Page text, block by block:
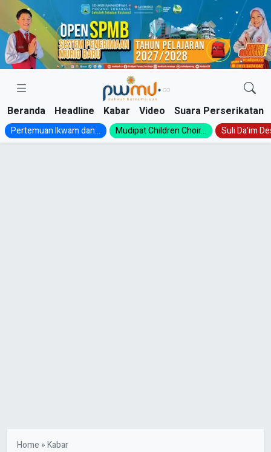
Skip
content
Beranda Headline Kabar Video Suara Perserikatan
Pertemuan Ikwam dan... Mudipat Children Choir... Suli Da’im
Home »Kabar